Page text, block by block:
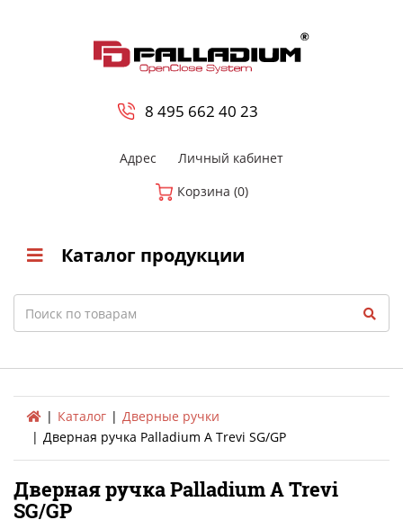
8 495 662 40 23
Адрес
Личный кабинет
Корзина (0)
Каталог продукции
Search
Каталог
Дверные ручки
Дверная ручка Palladium A Trevi SG/GP
Дверная ручка Palladium A Trevi
SG/GP